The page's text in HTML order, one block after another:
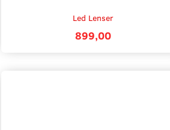
Led Lenser
899,00